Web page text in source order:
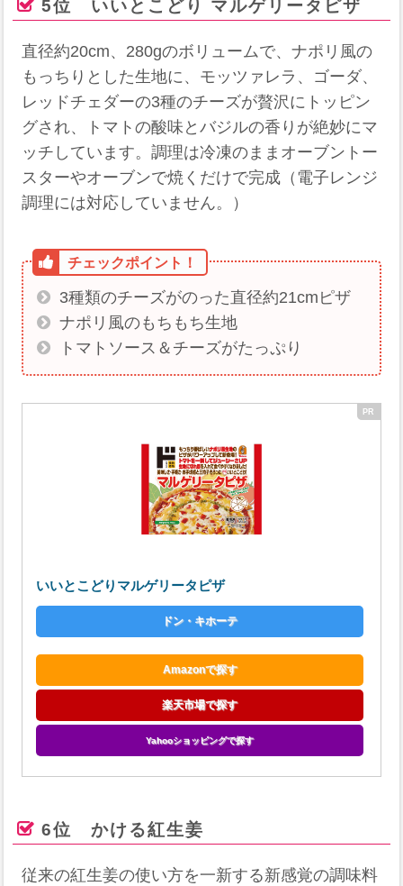
5位 いいとこどり マルゲリータピザ
​直径約20cm、280gのボリュームで​、ナポリ風の
もっちりとした生地に、モッツァレラ、ゴーダ、
レッドチェダーの3種のチーズが贅沢にトッピン
グされ、トマトの酸味とバジルの香りが絶妙にマ
ッチしています。​調理は冷凍のままオーブントー
スターやオーブンで焼くだけで完成（電子レンジ
調理には対応していません。）
3種類のチーズがのった直径約21cmピザ
ナポリ風のもちもち生地
トマトソース＆チーズがたっぷり
いいとこどりマルゲリータピザ
ドン・キホーテ
Amazonで探す
楽天市場で探す
Yahooショッピングで探す
6位 かける紅生姜
従来の紅生姜の使い方を一新する新感覚の調味料